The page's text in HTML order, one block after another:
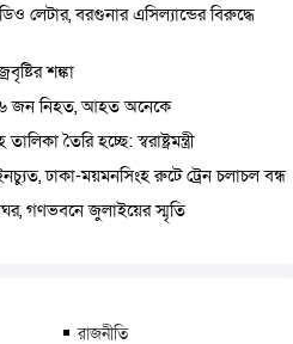
লেটার, বরগুনার এসিল্যান্ডের বিরুদ্ধে
শঙ্কা
৬ জন নিহত, আহত অনেকে
তৈরি হচ্ছে: স্বরাষ্ট্রমন্ত্রী
ঢাকা-ময়মনসিংহ রুটে ট্রেন চলাচল বন্ধ
গণভবনে জুলাইয়ের স্মৃতি
রাজনীতি